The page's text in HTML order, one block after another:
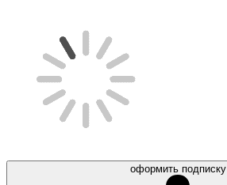
оформить подписку